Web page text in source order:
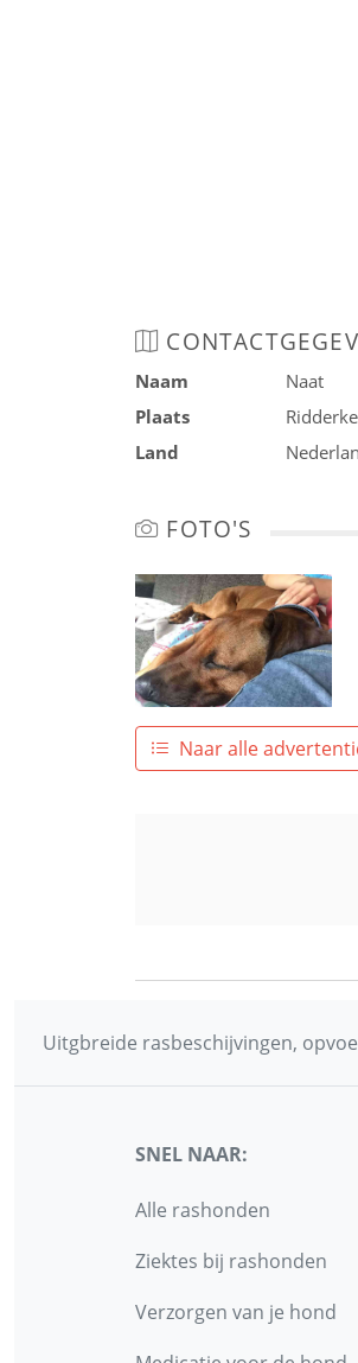
Naam
Naat
Plaats
Land
FOTO'S
Naar alle
Uitgbreide rasbeschijvingen,
SNEL NAAR:
Alle rashonden
Ziektes bij rashonden
Verzorgen van je hond